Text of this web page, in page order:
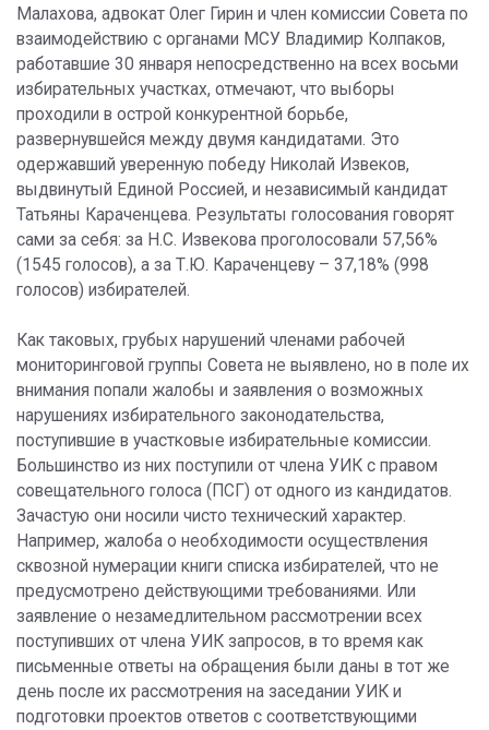
Малахова, адвокат Олег Гирин и член комиссии Совета по
взаимодействию с органами МСУ Владимир Колпаков,
работавшие 30 января непосредственно на всех восьми
избирательных участках, отмечают, что выборы
проходили в острой конкурентной борьбе,
развернувшейся между двумя кандидатами. Это
одержавший уверенную победу Николай Извеков,
выдвинутый Единой Россией, и независимый кандидат
Татьяны Караченцева. Результаты голосования говорят
сами за себя: за Н.С. Извекова проголосовали 57,56%
(1545 голосов), а за Т.Ю. Караченцеву – 37,18% (998
голосов) избирателей.
Как таковых, грубых нарушений членами рабочей
мониторинговой группы Совета не выявлено, но в поле их
внимания попали жалобы и заявления о возможных
нарушениях избирательного законодательства,
поступившие в участковые избирательные комиссии.
Большинство из них поступили от члена УИК с правом
совещательного голоса (ПСГ) от одного из кандидатов.
Зачастую они носили чисто технический характер.
Например, жалоба о необходимости осуществления
сквозной нумерации книги списка избирателей, что не
предусмотрено действующими требованиями. Или
заявление о незамедлительном рассмотрении всех
поступивших от члена УИК запросов, в то время как
письменные ответы на обращения были даны в тот же
день после их рассмотрения на заседании УИК и
подготовки проектов ответов с соответствующими